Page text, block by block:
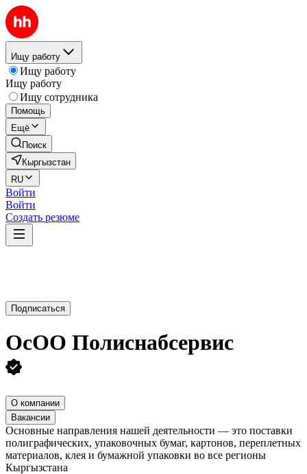
Ищу работу
Ищу работу
Ищу работу
Ищу сотрудника
Помощь
Ещё
Поиск
Кыргызстан
RU
Войти
Войти
Создать резюме
Подписаться
ОсОО Полиснабсервис
О компании
Вакансии
Основные направления нашей деятельности — это поставки
полиграфических, упаковочных бумаг, картонов, переплетных
материалов, клея и бумажной упаковки во все регионы